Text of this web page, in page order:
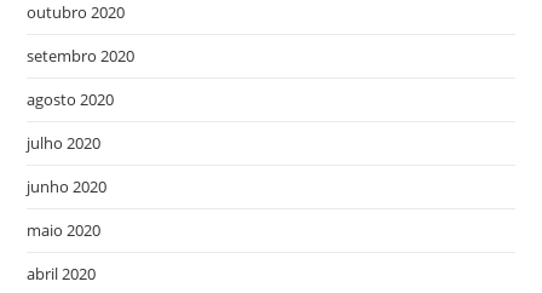
outubro 2020
setembro 2020
agosto 2020
julho 2020
junho 2020
maio 2020
abril 2020